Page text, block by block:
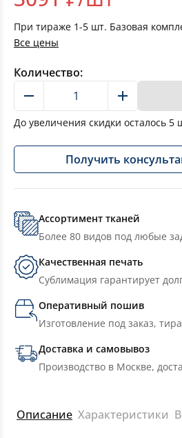
При тираже 1-5 шт. Базовая
Все цены
Количество:
До увеличения скидки осталось 5
Получить
Ассортимент тканей
Более 80 видов под любые
Качественная печать
Сублимация гарантирует
Оперативный пошив
Изготовление под заказ,
Доставка и самовывоз
Производство в Москве,
Описание Характеристики